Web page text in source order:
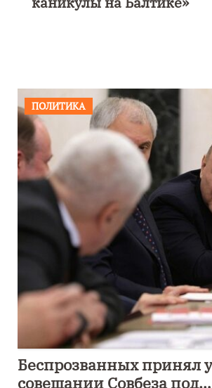
ПОЛИТИКА
Беспрозванных принял
совещании Совбеза под